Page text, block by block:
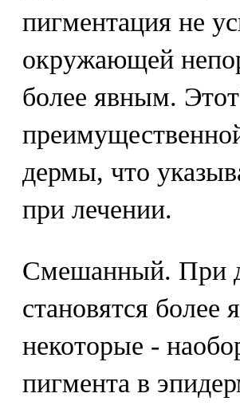
пигментация не
окружающей
более явным.
дермы, что
при лечении.
Смешанный. При
становятся
некоторые -
пигмента в